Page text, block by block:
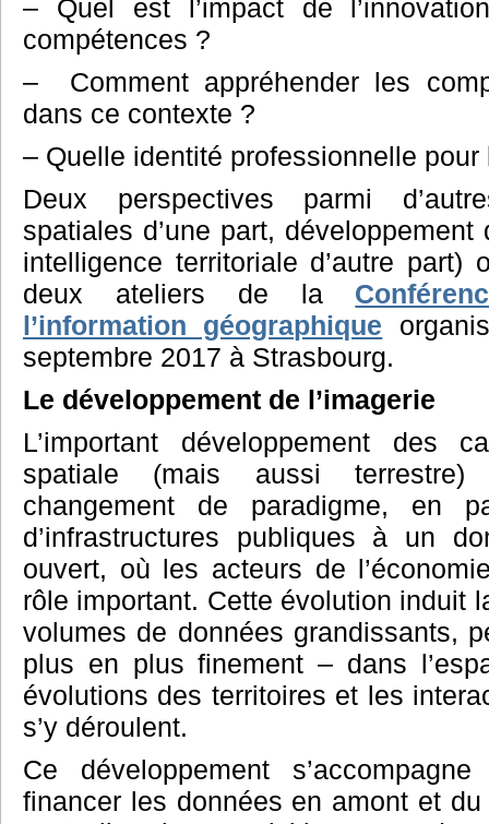
– Quel est l’impact de
compétences ?
– Comment appréhender les
dans ce contexte ?
– Quelle identité professionnelle
Deux perspectives parmi
spatiales d’une part,
intelligence territoriale d’autre part)
deux ateliers de la
l’information géographique
septembre 2017 à Strasbourg.
Le développement de l’imagerie
L’important développement des
spatiale (mais aussi terrestre)
changement de paradigme, en
d’infrastructures publiques à un
ouvert, où les acteurs de
rôle important. Cette évolution induit
volumes de données grandissants,
plus en plus finement – dans
évolutions des territoires et les
s’y déroulent.
Ce développement
financer les données en amont et